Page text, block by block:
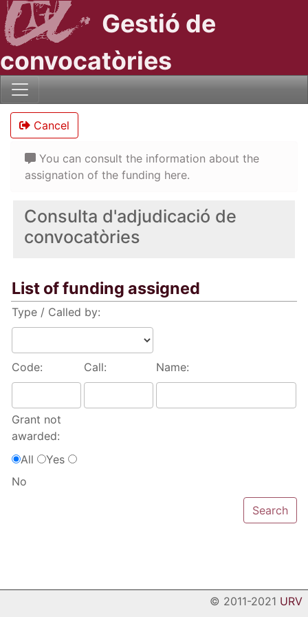
Gestió de
convocatòries
Consulta d'adjudicació de
convocatòries
List of funding assigned
Type / Called by:
Code: Call: Name:
Grant not
awarded:
All
Yes
No
Cancel
You can consult the information about the
assignation of the funding here.
© 2011-2021 URV